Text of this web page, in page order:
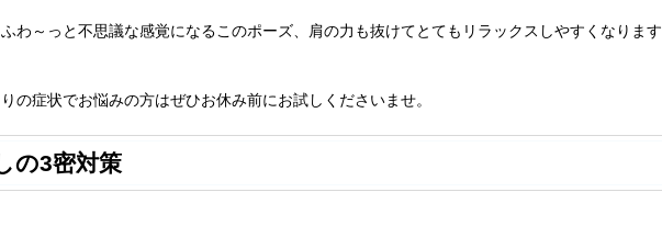
わ～っと不思議な感覚になるこのポーズ、肩の力も抜けてとてもリラックスしやすくなります
の症状でお悩みの方はぜひお休み前にお試しくださいませ。
の3密対策